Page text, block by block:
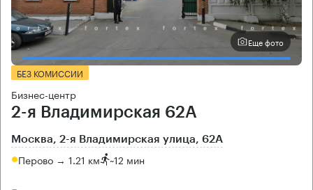
Еще фото
БЕЗ КОМИССИИ
Бизнес-центр
2-я Владимирская 62А
Москва, 2-я Владимирская улица, 62А
Перово → 1.21 км ~12 мин